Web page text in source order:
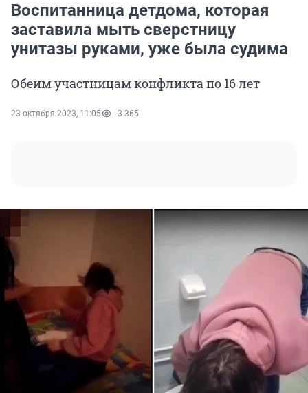
Воспитанница детдома, которая
заставила мыть сверстницу
унитазы руками, уже была судима
Обеим участницам конфликта по 16 лет
23 октября 2023, 11:05 3 365